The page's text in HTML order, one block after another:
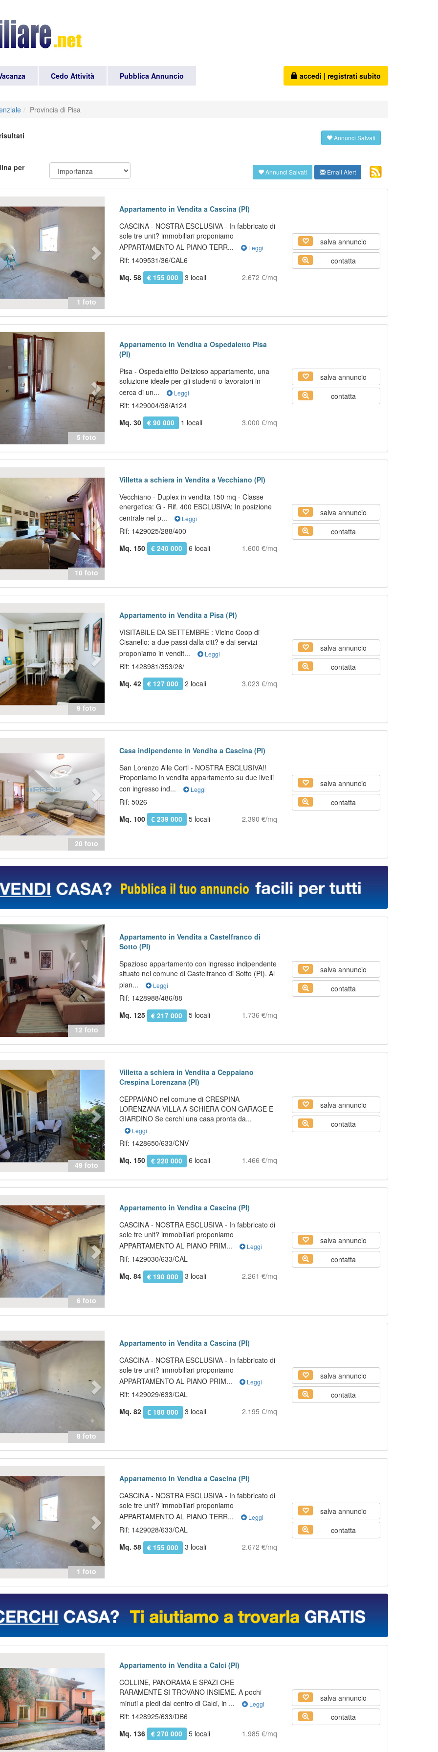
Cedo Attività Pubblica Annuncio accedi | registrati subito
Provincia di Pisa
Annunci Salvati
per Annunci Salvati Email Alert
1 foto
Next
Appartamento in Vendita a Cascina (PI)
CASCINA - NOSTRA ESCLUSIVA - In fabbricato di
sole tre unit? immobiliari proponiamo
APPARTAMENTO AL PIANO TERR...
Leggi
Rif: 1409531/36/CAL6
Mq. 58
€ 155 000 3 locali 2.672 €/mq
salva annuncio
contatta
5 foto
Appartamento in Vendita a Ospedaletto Pisa
(PI)
Pisa - Ospedalettto Delizioso appartamento, una
soluzione ideale per gli studenti o lavoratori in
cerca di un...
Leggi
Rif: 1429004/98/A124
Mq. 30
€ 90 000 1 locali 3.000 €/mq
salva annuncio
contatta
10 foto
Villetta a schiera in Vendita a Vecchiano (PI)
Vecchiano - Duplex in vendita 150 mq - Classe
energetica: G - Rif. 400 ESCLUSIVA: In posizione
centrale nel p...
Leggi
Rif: 1429025/288/400
Mq. 150
€ 240 000 6 locali 1.600 €/mq
salva annuncio
contatta
9 foto
Appartamento in Vendita a Pisa (PI)
VISITABILE DA SETTEMBRE : Vicino Coop di
Cisanello: a due passi dalla citt? e dai servizi
proponiamo in vendit...
Leggi
Rif: 1428981/353/26/
Mq. 42
€ 127 000 2 locali 3.023 €/mq
salva annuncio
contatta
20 foto
Casa indipendente in Vendita a Cascina (PI)
San Lorenzo Alle Corti - NOSTRA ESCLUSIVA!!
Proponiamo in vendita appartamento su due livelli
con ingresso ind...
Leggi
Rif: 5026
Mq. 100
€ 239 000 5 locali 2.390 €/mq
salva annuncio
contatta
12 foto
Next
Appartamento in Vendita a Castelfranco di
Sotto (PI)
Spazioso appartamento con ingresso indipendente
situato nel comune di Castelfranco di Sotto (PI). Al
pian...
Leggi
Rif: 1428988/486/88
Mq. 125
€ 217 000 5 locali 1.736 €/mq
salva annuncio
contatta
49 foto
Next
Villetta a schiera in Vendita a Ceppaiano
Crespina Lorenzana (PI)
CEPPAIANO nel comune di CRESPINA
LORENZANA VILLA A SCHIERA CON GARAGE E
GIARDINO Se cerchi una casa pronta da...
Leggi
Rif: 1428650/633/CNV
Mq. 150
€ 220 000 6 locali 1.466 €/mq
salva annuncio
contatta
6 foto
Next
Appartamento in Vendita a Cascina (PI)
CASCINA - NOSTRA ESCLUSIVA - In fabbricato di
sole tre unit? immobiliari proponiamo
APPARTAMENTO AL PIANO PRIM...
Leggi
Rif: 1429030/633/CAL
Mq. 84
€ 190 000 3 locali 2.261 €/mq
salva annuncio
contatta
8 foto
Next
Appartamento in Vendita a Cascina (PI)
CASCINA - NOSTRA ESCLUSIVA - In fabbricato di
sole tre unit? immobiliari proponiamo
APPARTAMENTO AL PIANO PRIM...
Leggi
Rif: 1429029/633/CAL
Mq. 82
€ 180 000 3 locali 2.195 €/mq
salva annuncio
contatta
1 foto
Next
Appartamento in Vendita a Cascina (PI)
CASCINA - NOSTRA ESCLUSIVA - In fabbricato di
sole tre unit? immobiliari proponiamo
APPARTAMENTO AL PIANO TERR...
Leggi
Rif: 1429028/633/CAL
Mq. 58
€ 155 000 3 locali 2.672 €/mq
salva annuncio
contatta
Appartamento in Vendita a Calci (PI)
COLLINE, PANORAMA E SPAZI CHE
RARAMENTE SI TROVANO INSIEME. A pochi
minuti a piedi dal centro di Calci, in ...
Leggi
Rif: 1428925/633/DB6
Mq. 136
€ 270 000 5 locali 1.985 €/mq
salva annuncio
contatta